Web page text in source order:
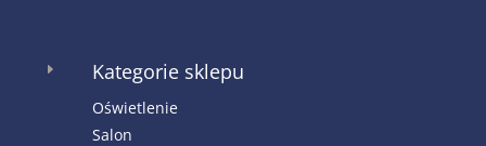
E Kategorie sklepu
Oświetlenie
Salon